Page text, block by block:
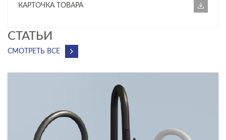
КАРТОЧКА ТОВАРА
CТАТЬИ
СМОТРЕТЬ ВСЕ